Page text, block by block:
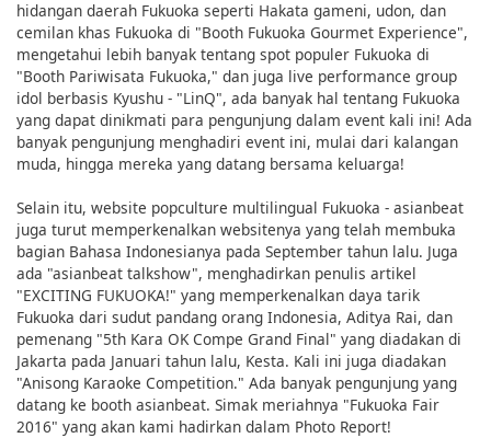
hidangan daerah Fukuoka seperti Hakata gameni, udon, dan
cemilan khas Fukuoka di "Booth Fukuoka Gourmet Experience",
mengetahui lebih banyak tentang spot populer Fukuoka di
"Booth Pariwisata Fukuoka," dan juga live performance group
idol berbasis Kyushu - "LinQ", ada banyak hal tentang Fukuoka
yang dapat dinikmati para pengunjung dalam event kali ini! Ada
banyak pengunjung menghadiri event ini, mulai dari kalangan
muda, hingga mereka yang datang bersama keluarga!
Selain itu, website popculture multilingual Fukuoka - asianbeat
juga turut memperkenalkan websitenya yang telah membuka
bagian Bahasa Indonesianya pada September tahun lalu. Juga
ada "asianbeat talkshow", menghadirkan penulis artikel
"EXCITING FUKUOKA!" yang memperkenalkan daya tarik
Fukuoka dari sudut pandang orang Indonesia, Aditya Rai, dan
pemenang "5th Kara OK Compe Grand Final" yang diadakan di
Jakarta pada Januari tahun lalu, Kesta. Kali ini juga diadakan
"Anisong Karaoke Competition." Ada banyak pengunjung yang
datang ke booth asianbeat. Simak meriahnya "Fukuoka Fair
2016" yang akan kami hadirkan dalam Photo Report!